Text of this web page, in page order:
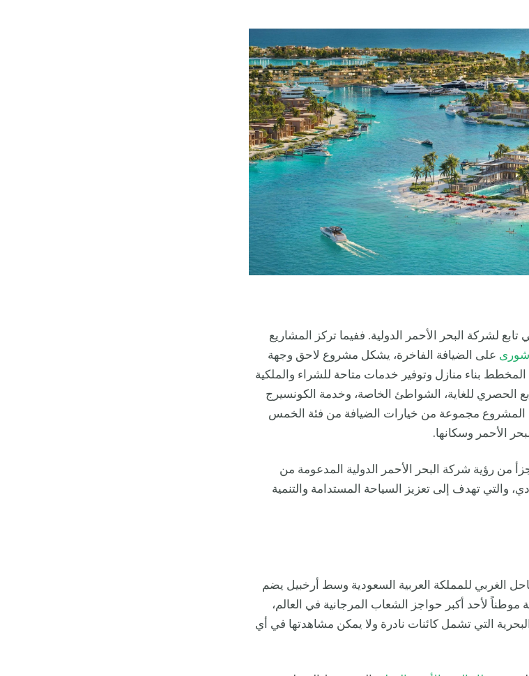
لشركة البحر الأحمر الدولية. ففيما تركز المشاريع
شورى على الضيافة الفاخرة، يشكل مشروع لاحق وجهة
بناء منازل وتوفير خدمات متاحة للشراء والملكية
الحصري للغاية، الشواطئ الخاصة، وخدمة الكونسيرج
المشروع مجموعة من خيارات الضيافة من فئة الخمس
الأحمر وسكانها.
من رؤية شركة البحر الأحمر الدولية المدعومة من
والتي تهدف إلى تعزيز السياحة المستدامة والتنمية
الغربي للمملكة العربية السعودية وسط أرخبيل يضم
موطناً لأحد أكبر حواجز الشعاب المرجانية في العالم،
الكائنات البحرية التي تشمل كائنات نادرة ولا يمكن مشاهدتها في أي